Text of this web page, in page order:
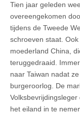
Tien jaar geleden
overeengekomen
tijdens de Tweede
schroeven staat.
moederland China,
teruggedraaid.
naar Taiwan nadat
burgeroorlog. De
het eiland in te